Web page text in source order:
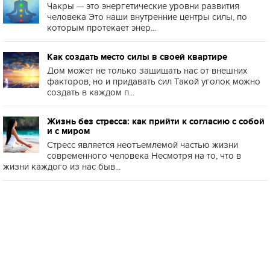
Чакры — это энергетические уровни развития
человека Это наши внутренние центры силы, по
которым протекает энер...
Как создать место силы в своей квартире
Дом может не только защищать нас от внешних
факторов, но и придавать сил Такой уголок можно
создать в каждом п...
Жизнь без стресса: как прийти к согласию с собой
и с миром
Стресс является неотъемлемой частью жизни
современного человека Несмотря на то, что в
жизни каждого из нас быв...